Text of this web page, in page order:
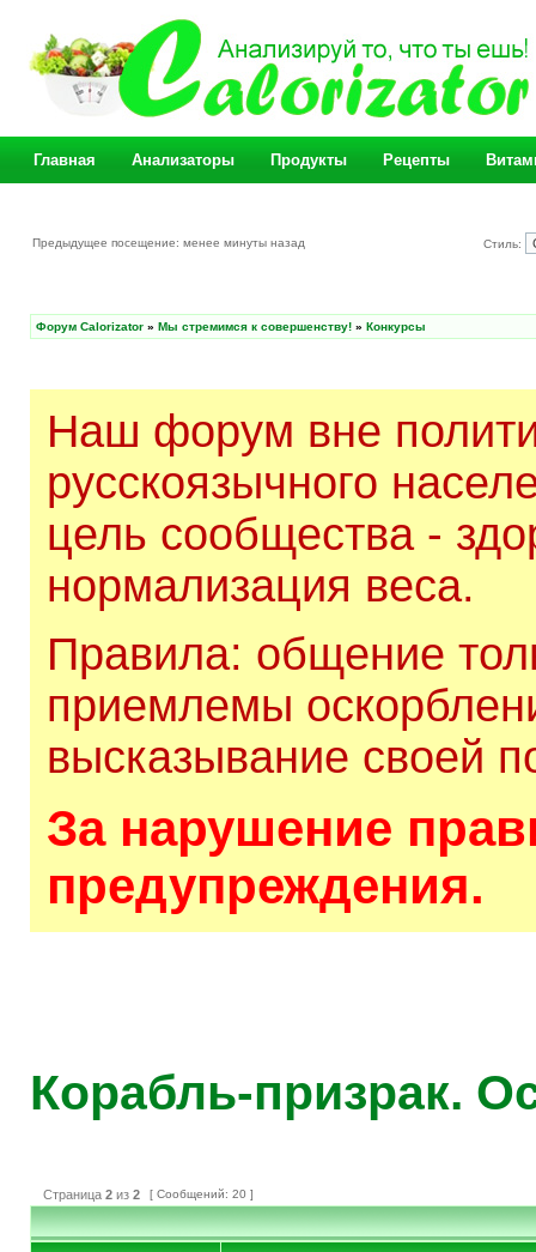
Главная Анализаторы Продукты Рецепты
Предыдущее посещение: менее минуты назад Стиль:
Форум Calorizator » Мы стремимся к совершенству! » Конкурсы
Наш форум вне
русскоязычного
цель сообщества -
нормализация веса.
Правила: общение
приемлемы
высказывание своей
За нарушение
предупреждения.
Корабль-призрак.
Страница 2 из 2 [ Сообщений: 20 ]